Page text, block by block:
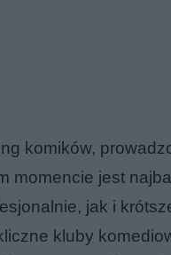
komików,
momencie jest
jak i
kluby